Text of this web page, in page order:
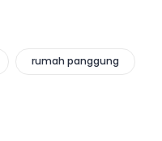
rumah panggung